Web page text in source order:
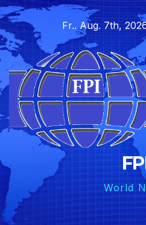
Skip
to
content
Fr.. Aug. 7th,
World